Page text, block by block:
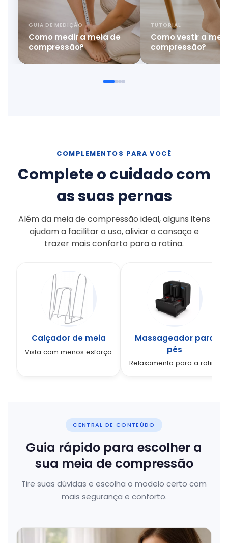
GUIA DE MEDIÇÃO
Como medir a meia de
compressão?
TUTORIAL
Como vestir a
compressão?
COMPLEMENTOS PARA VOCÊ
Complete o cuidado com
as suas pernas
Além da meia de compressão ideal, alguns itens
ajudam a facilitar o uso, aliviar o cansaço e
trazer mais conforto para a rotina.
Calçador de meia
Vista com menos esforço
Massageador para
pés
Relaxamento para a rotina
CENTRAL DE CONTEÚDO
Guia rápido para escolher a
sua meia de compressão
Tire suas dúvidas e escolha o modelo certo com
mais segurança e conforto.